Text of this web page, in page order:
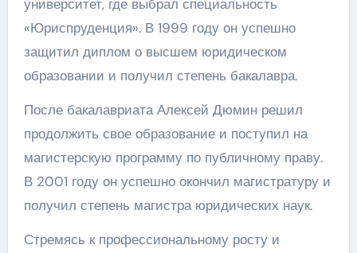
университет, где выбрал специальность
«Юриспруденция». В 1999 году он успешно
защитил диплом о высшем юридическом
образовании и получил степень бакалавра.
После бакалавриата Алексей Дюмин решил
продолжить свое образование и поступил на
магистерскую программу по публичному праву.
В 2001 году он успешно окончил магистратуру и
получил степень магистра юридических наук.
Стремясь к профессиональному росту и